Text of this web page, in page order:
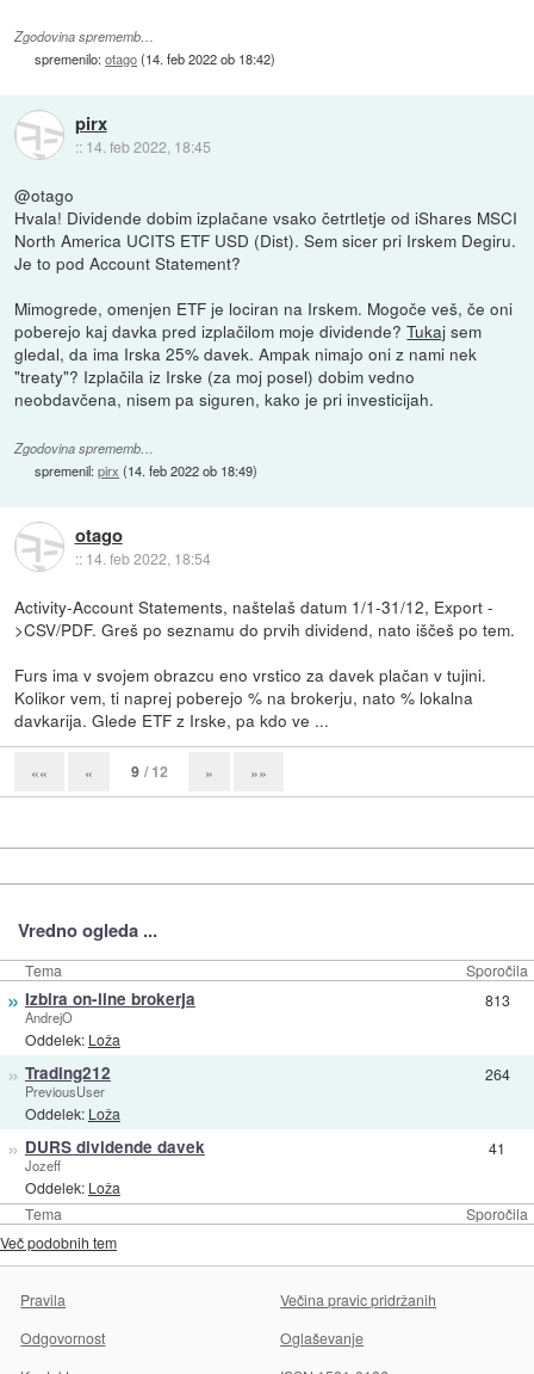
Zgodovina sprememb…
spremenilo:otago(14. feb 2022 ob 18:42)
pirx
:: 14. feb 2022, 18:45
@otago
Hvala! Dividende dobim izplačane vsako četrtletje od iShares MSCI
North America UCITS ETF USD (Dist). Sem sicer pri Irskem Degiru.
Je to pod Account Statement?
Mimogrede, omenjen ETF je lociran na Irskem. Mogoče veš, če oni
poberejo kaj davka pred izplačilom moje dividende?Tukaj sem
gledal, da ima Irska 25% davek. Ampak nimajo oni z nami nek
"treaty"? Izplačila iz Irske (za moj posel) dobim vedno
neobdavčena, nisem pa siguren, kako je pri investicijah.
Zgodovina sprememb…
spremenil:pirx (14. feb 2022 ob 18:49)
otago
:: 14. feb 2022, 18:54
Activity-Account Statements, naštelaš datum 1/1-31/12, Export -
>CSV/PDF. Greš po seznamu do prvih dividend, nato iščeš po tem.
Furs ima v svojem obrazcu eno vrstico za davek plačan v tujini.
Kolikor vem, ti naprej poberejo % na brokerju, nato % lokalna
davkarija. Glede ETF z Irske, pa kdo ve ...
«« « 9 / 12 » »»
Vredno ogleda ...
Tema Sporočila
Tema Sporočila
» Izbira on-line brokerja
AndrejO
Oddelek: Loža
813
» Trading212
PreviousUser
Oddelek: Loža
264
» DURS dividende davek
Jozeff
Oddelek: Loža
41
Več podobnih tem
Pravila
Večina pravic pridržanih
Odgovornost
Oglaševanje